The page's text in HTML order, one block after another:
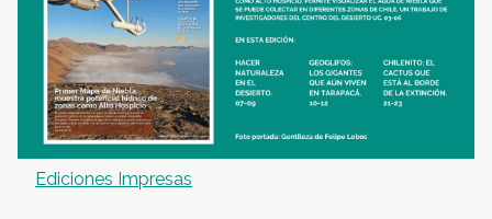
Ediciones Impresas